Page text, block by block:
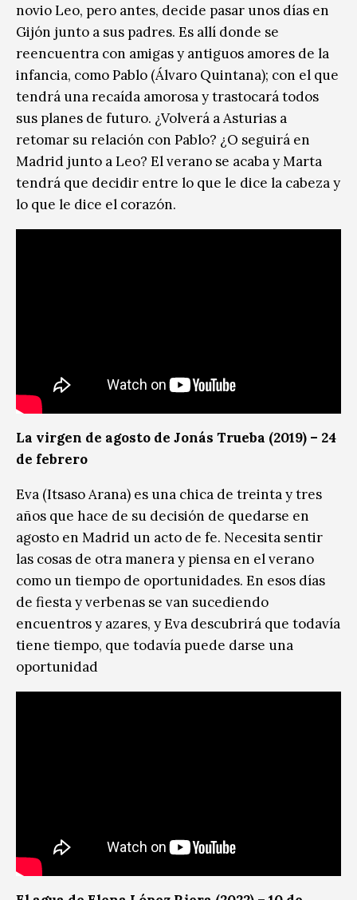
novio Leo, pero antes, decide pasar unos días en
Gijón junto a sus padres. Es allí donde se
reencuentra con amigas y antiguos amores de la
infancia, como Pablo (Álvaro Quintana); con el que
tendrá una recaída amorosa y trastocará todos
sus planes de futuro. ¿Volverá a Asturias a
retomar su relación con Pablo? ¿O seguirá en
Madrid junto a Leo? El verano se acaba y Marta
tendrá que decidir entre lo que le dice la cabeza y
lo que le dice el corazón.
La virgen de agosto de Jonás Trueba (2019) – 24
de febrero
Eva (Itsaso Arana) es una chica de treinta y tres
años que hace de su decisión de quedarse en
agosto en Madrid un acto de fe. Necesita sentir
las cosas de otra manera y piensa en el verano
como un tiempo de oportunidades. En esos días
de fiesta y verbenas se van sucediendo
encuentros y azares, y Eva descubrirá que todavía
tiene tiempo, que todavía puede darse una
oportunidad